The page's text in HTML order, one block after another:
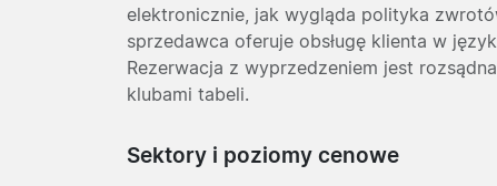
elektronicznie, jak wygląda polityka
sprzedawca oferuje obsługę klienta w
Rezerwacja z wyprzedzeniem jest
klubami tabeli.
Sektory i poziomy cenowe